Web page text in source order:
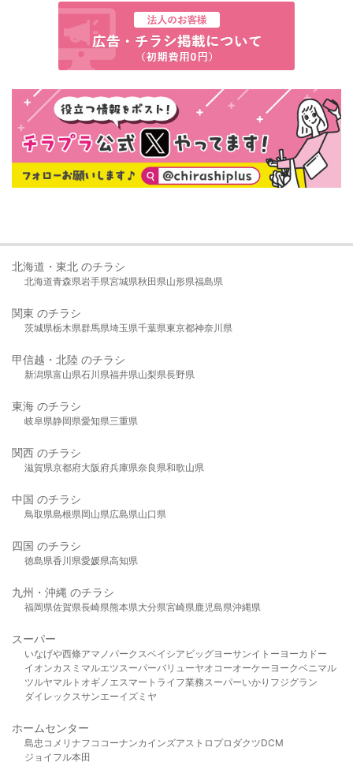
北海道・東北 のチラシ
北海道青森県岩手県宮城県秋田県山形県福島県
関東 のチラシ
茨城県栃木県群馬県埼玉県千葉県東京都神奈川県
甲信越・北陸 のチラシ
新潟県富山県石川県福井県山梨県長野県
東海 のチラシ
岐阜県静岡県愛知県三重県
関西 のチラシ
滋賀県京都府大阪府兵庫県奈良県和歌山県
中国 のチラシ
鳥取県島根県岡山県広島県山口県
四国 のチラシ
徳島県香川県愛媛県高知県
九州・沖縄 のチラシ
福岡県佐賀県長崎県熊本県大分県宮崎県鹿児島県沖縄県
スーパー
いなげや西條アマノパークスベイシア ビッグヨーサンイトーヨーカドー
イオンカスミ マルエツスーパーバリューヤオコーオーケー ヨークベニマル
ツルヤマルト オギノ エスマート ライフ業務スーパーいかり フジグラン
ダイレックスサンエーイズミヤ
ホームセンター
島忠 コメリ ナフコ コーナンカインズアストロプロダクツDCM
ジョイフル本田